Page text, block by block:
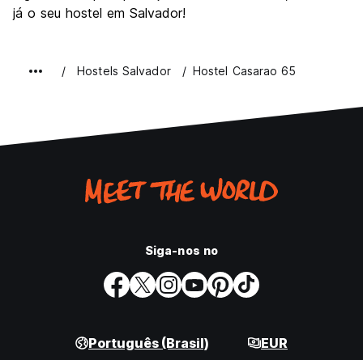
já o seu hostel em Salvador!
Hostels Salvador Hostel Casarao 65
Siga-nos no
Português (Brasil) EUR